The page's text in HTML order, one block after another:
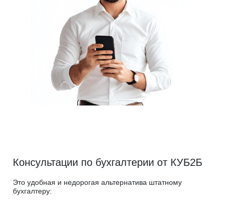
Консультации по бухгалтерии от КУБ2Б
Это удобная и недорогая альтернатива штатному
бухгалтеру: